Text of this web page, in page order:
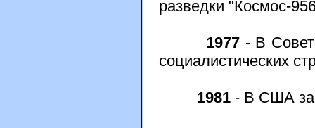
разведки "Космос-
1977 - В
социалистических
1981- В США